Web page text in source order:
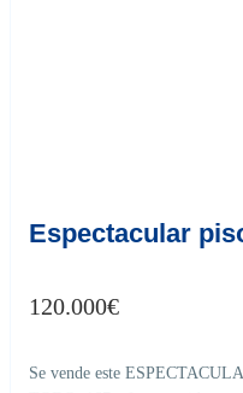
Espectacular
120.000€
Se vende este